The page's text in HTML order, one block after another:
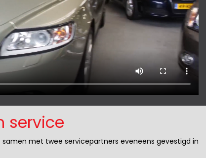
service
samen met twee servicepartners eveneens gevestigd in